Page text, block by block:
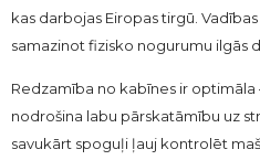
kas darbojas Eiropas tirgū.
samazinot fizisko nogurumu ilgās
Redzamība no kabīnes ir optimāla
nodrošina labu pārskatāmību uz
savukārt spoguļi ļauj kontrolēt